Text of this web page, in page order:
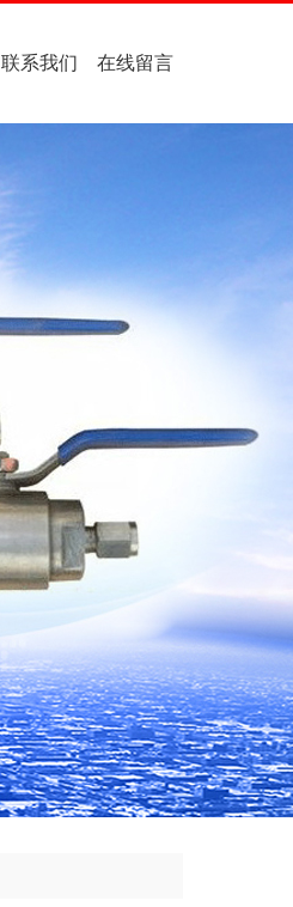
联系我们 在线留言